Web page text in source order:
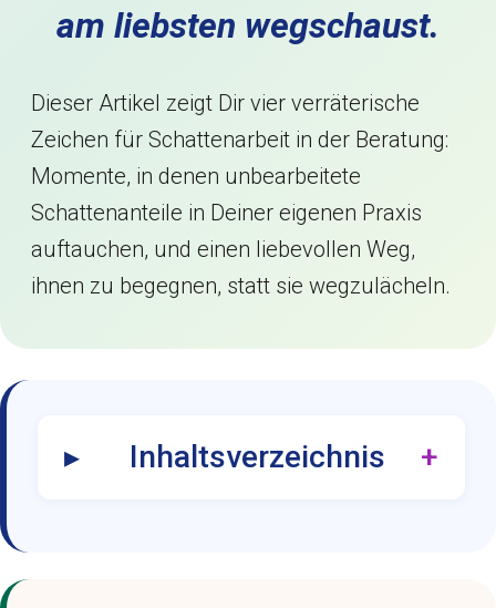
am liebsten wegschaust.
Dieser Artikel zeigt Dir vier verräterische
Zeichen für Schattenarbeit in der Beratung:
Momente, in denen unbearbeitete
Schattenanteile in Deiner eigenen Praxis
auftauchen, und einen liebevollen Weg,
ihnen zu begegnen, statt sie wegzulächeln.
Inhaltsverzeichnis